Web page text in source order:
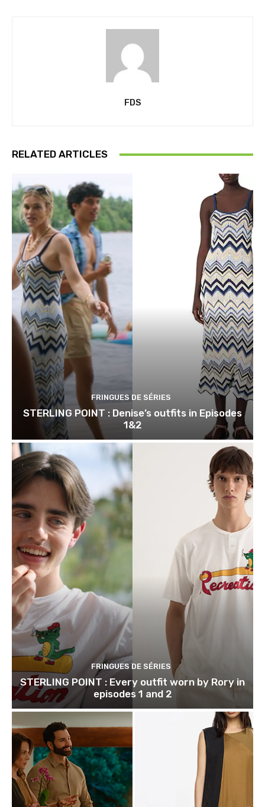
FDS
RELATED ARTICLES
FRINGUES DE SÉRIES
STERLING POINT : Denise’s outfits in Episodes
1&2
FRINGUES DE SÉRIES
STERLING POINT : Every outfit worn by Rory in
episodes 1 and 2